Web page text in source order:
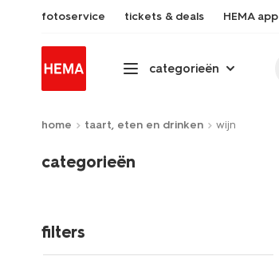
fotoservice tickets & deals HEMA app
categorieën
home taart, eten en drinken wijn
categorieën
filters